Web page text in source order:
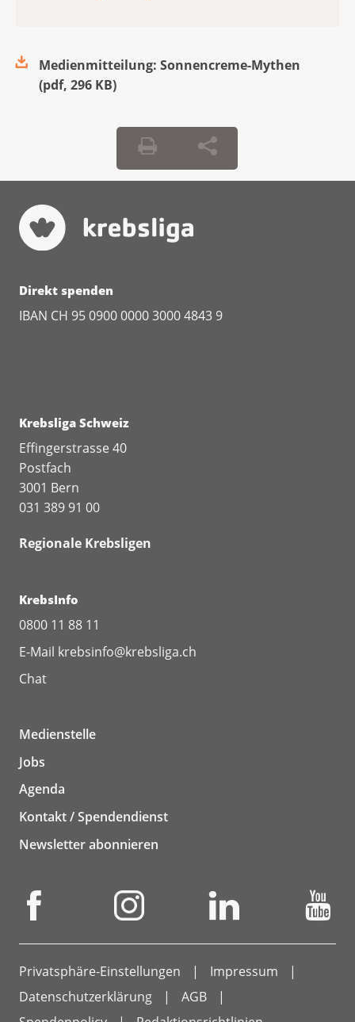
Medienmitteilung: Sonnencreme-Mythen
(pdf, 296 KB)
Direkt spenden
IBAN CH 95 0900 0000 3000 4843 9
Krebsliga Schweiz
Effingerstrasse 40
Postfach
3001 Bern
031 389 91 00
Regionale Krebsligen
KrebsInfo
0800 11 88 11
E-Mail krebsinfo@krebsliga.ch
Chat
Medienstelle
Jobs
Agenda
Kontakt / Spendendienst
Newsletter abonnieren
Privatsphäre-Einstellungen
Impressum
Datenschutzerklärung
AGB